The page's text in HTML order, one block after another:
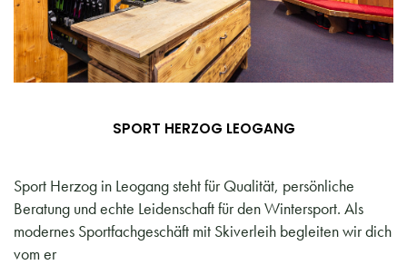
SPORT HERZOG LEOGANG
Sport Herzog in Leogang steht für Qualität, persönliche
Beratung und echte Leidenschaft für den Wintersport. Als
modernes Sportfachgeschäft mit Skiverleih begleiten wir dich
vom er